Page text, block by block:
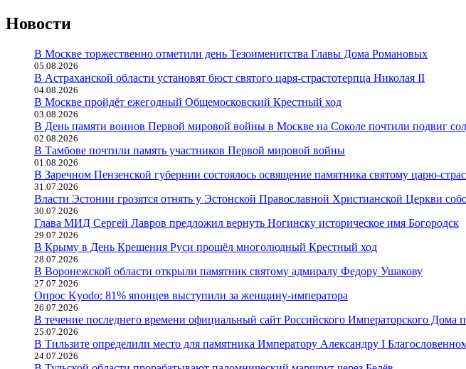
Новости
В Москве торжественно отметили день Тезоименитства Главы Дома Романовых
05.08.2026
В Астраханской области установят бюст святого царя-страстотерпца Николая II
04.08.2026
В Москве пройдёт ежегодный Общемосковский Крестный ход
03.08.2026
В День памяти воинов Первой мировой войны в Москве на Соколе почтили подвиг
02.08.2026
В Тамбове почтили память участников Первой мировой войны
01.08.2026
В Заречном Пензенской губернии состоялось освящение памятника святому царю-
31.07.2026
Власти Эстонии грозятся отнять у Эстонской Православной Христианской Церкви
30.07.2026
Глава МИД Сергей Лавров предложил вернуть Ногинску историческое имя Богородск
29.07.2026
В Крыму в День Крещения Руси прошёл многолюдный Крестный ход
28.07.2026
В Воронежской области открыли памятник святому адмиралу Федору Ушакову
27.07.2026
Опрос Kyodo: 81% японцев выступили за женщину-императора
26.07.2026
В течение последнего времени официальный сайт Российского Императорского Дома
25.07.2026
В Тильзите определили место для памятника Императору Александру I
24.07.2026